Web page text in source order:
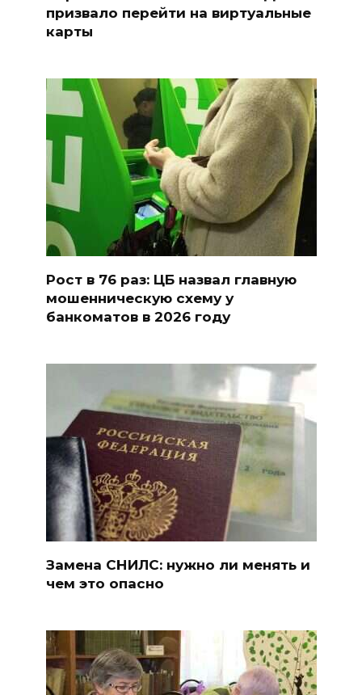
призвало перейти на виртуальные
карты
Рост в 76 раз: ЦБ назвал главную
мошенническую схему у
банкоматов в 2026 году
Замена СНИЛС: нужно ли менять и
чем это опасно